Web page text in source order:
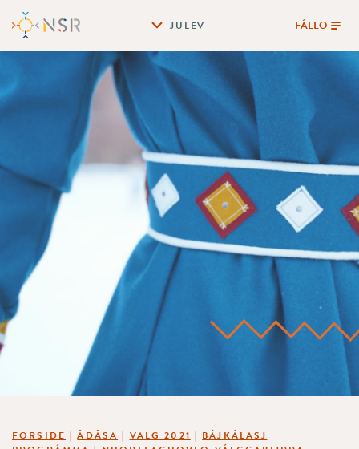
JULEV FÁLLO
FORSIDE |ÅDÅSA | VALG 2021 | BÁJKÁLASJ